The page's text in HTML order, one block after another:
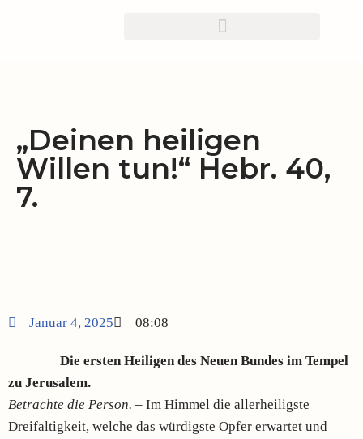
„Deinen heiligen
Willen tun!“ Hebr. 40,
7.
Januar 4, 2025 08:08
Die ersten Heiligen des Neuen Bundes im Tempel
zu Jerusalem.
Betrachte die Person. – Im Himmel die allerheiligste
Dreifaltigkeit, welche das würdigste Opfer erwartet und